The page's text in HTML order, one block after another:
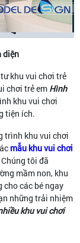
diện
khu vui chơi trẻ
chơi trẻ em Hình
khu vui chơi
tiện ích.
trình khu vui chơi
mẫu khu vui chơi
Chúng tôi đã
mầm non, khu
cho các bé ngay
những trải nhiệm
khu vui chơi